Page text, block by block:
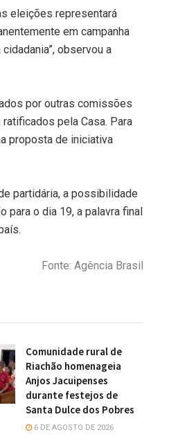
eleições representará
em campanha
observou a
por outras comissões
pela Casa. Para
proposta de iniciativa
partidária, a possibilidade
para o dia 19, a palavra final
Fonte: Agência Brasil
Comunidade rural de
Riachão homenageia
Anjos Jacuipenses
durante festejos de
Santa Dulce dos Pobres
6 DE AGOSTO DE 2026